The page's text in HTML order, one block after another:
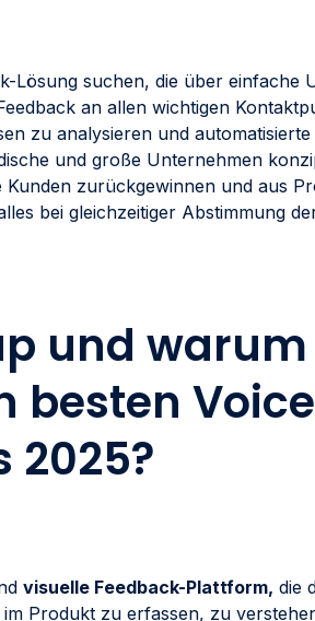
Lösung suchen, die über einfache
an allen wichtigen
zu analysieren und
und große Unternehmen
zurückgewinnen und aus
bei gleichzeitiger Abstimmung
und warum
besten
2025?
visuelle Feedback-Plattform, die
Produkt zu erfassen, zu